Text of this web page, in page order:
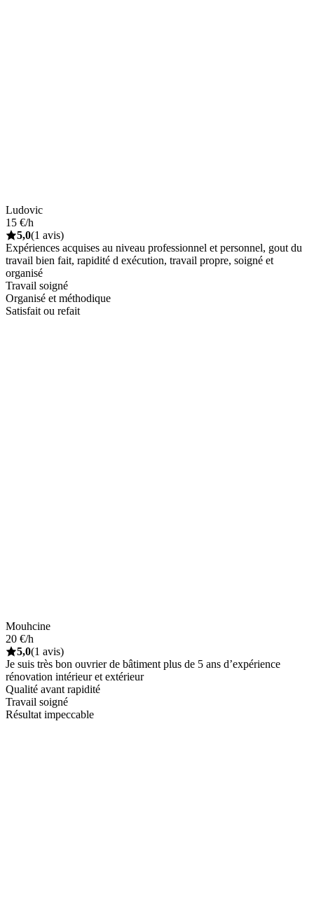
Ludovic
15 €/h
5,0(1 avis)
Expériences acquises au niveau professionnel et personnel, gout du
travail bien fait, rapidité d exécution, travail propre, soigné et
organisé
Travail soigné
Organisé et méthodique
Satisfait ou refait
Mouhcine
20 €/h
5,0(1 avis)
Je suis très bon ouvrier de bâtiment plus de 5 ans d’expérience
rénovation intérieur et extérieur
Qualité avant rapidité
Travail soigné
Résultat impeccable